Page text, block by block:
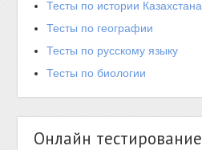
Тесты по истории Казахстана
Тесты по географии
Тесты по русскому языку
Тесты по биологии
Онлайн тестирование